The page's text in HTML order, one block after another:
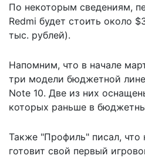
По некоторым сведениям,
Redmi будет стоить около
тыс. рублей).
Напомним, что в начале
три модели бюджетной
Note 10. Две из них
которых раньше в
Также "Профиль" писал, что
готовит свой первый